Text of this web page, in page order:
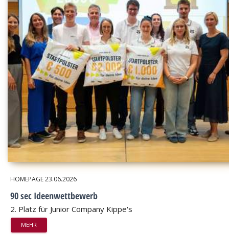
HOMEPAGE23.06.2026
90 sec Ideenwettbewerb
2. Platz für Junior Company Kippe's
MEHR